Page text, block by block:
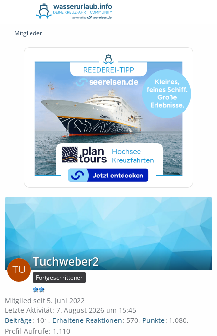
Mitglieder
Tuchweber2
Fortgeschrittener
Mitglied seit 5. Juni 2022
Letzte Aktivität: 7. August 2026 um 15:45
Beiträge 101 Erhaltene Reaktionen 570 Punkte 1.080
Profil-Aufrufe 1.110